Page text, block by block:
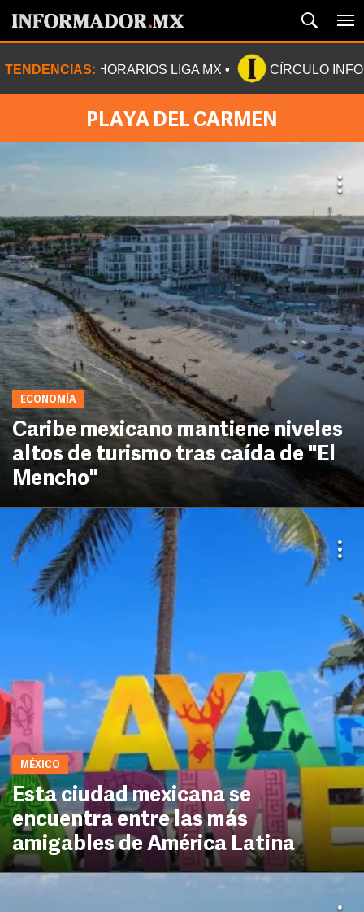
TENDENCIAS: HORARIOS LIGA MX CÍRCULO
PLAYA DEL CARMEN
ECONOMÍA
Caribe mexicano mantiene niveles
altos de turismo tras caída de "El
Mencho"
MÉXICO
Esta ciudad mexicana se
encuentra entre las más
amigables de América Latina